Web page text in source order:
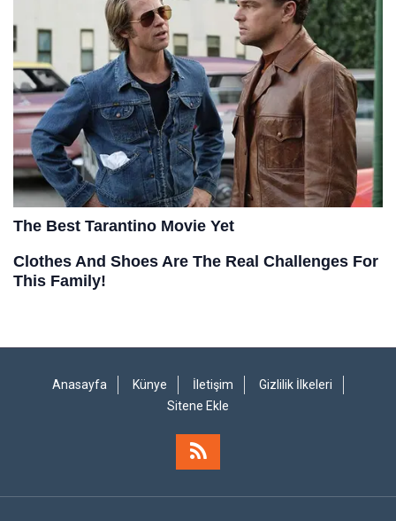
Anasayfa Künye İletişim
Gizlilik İlkeleri
Sitene Ekle